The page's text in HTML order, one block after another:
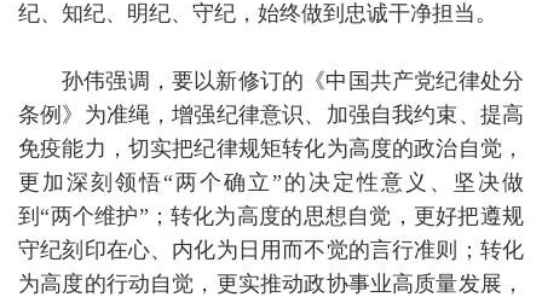
纪、知纪、明纪、守纪，始终做到忠诚干净担当。
孙伟强调，要以新修订的《中国共产党纪律处分
条例》为准绳，增强纪律意识、加强自我约束、提高
免疫能力，切实把纪律规矩转化为高度的政治自觉，
更加深刻领悟“两个确立”的决定性意义、坚决做
到“两个维护”；转化为高度的思想自觉，更好把遵规
守纪刻印在心、内化为日用而不觉的言行准则；转化
为高度的行动自觉，更实推动政协事业高质量发展，